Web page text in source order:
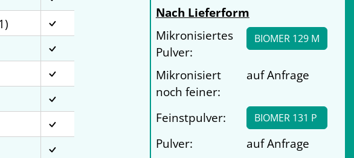
Nach Lieferform
Mikronisiertes
Pulver:
BIOMER 129 M
Mikronisiert
noch feiner:
auf Anfrage
Feinstpulver: BIOMER 131 P
Pulver:
auf Anfrage